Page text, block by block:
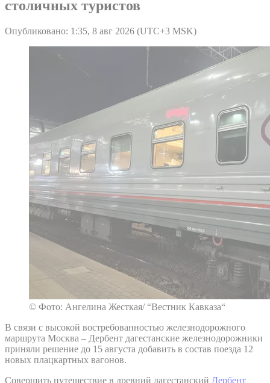
столичных туристов
Опубликовано: 1:35, 8 авг 2026 (UTC+3 MSK)
© Фото: Ангелина Жесткая/ “Вестник Кавказа“
В связи с высокой востребованностью железнодорожного
маршрута Москва – Дербент дагестанские железнодорожники
приняли решение до 15 августа добавить в состав поезда 12
новых плацкартных вагонов.
Совершить путешествие в древний дагестанский Дербент